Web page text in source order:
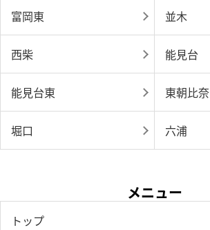
富岡東 並木
西柴 能見台
能見台東 東朝比奈
堀口 六浦
メニュー
トップ